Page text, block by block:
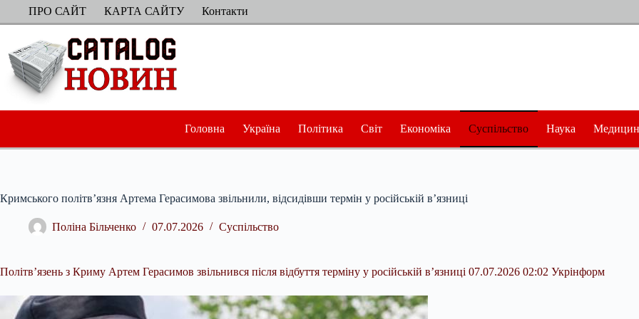
ПерейтиПРО САЙТ КАРТА САЙТУ Контакти
Головна Україна Політика Світ Економіка Суспільство Наука
Кримського політв’язня Артема Герасимова звільнили, відсидівши термін у російській в’язниці
Поліна Більченко 07.07.2026 Суспільство
Політв’язень з Криму Артем Герасимов звільнився після відбуття терміну у російській в’язниці 07.07.2026 02:02 Укрінформ